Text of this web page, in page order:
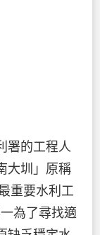
署的工程人
大圳」原稱
重要水利工
為了尋找適